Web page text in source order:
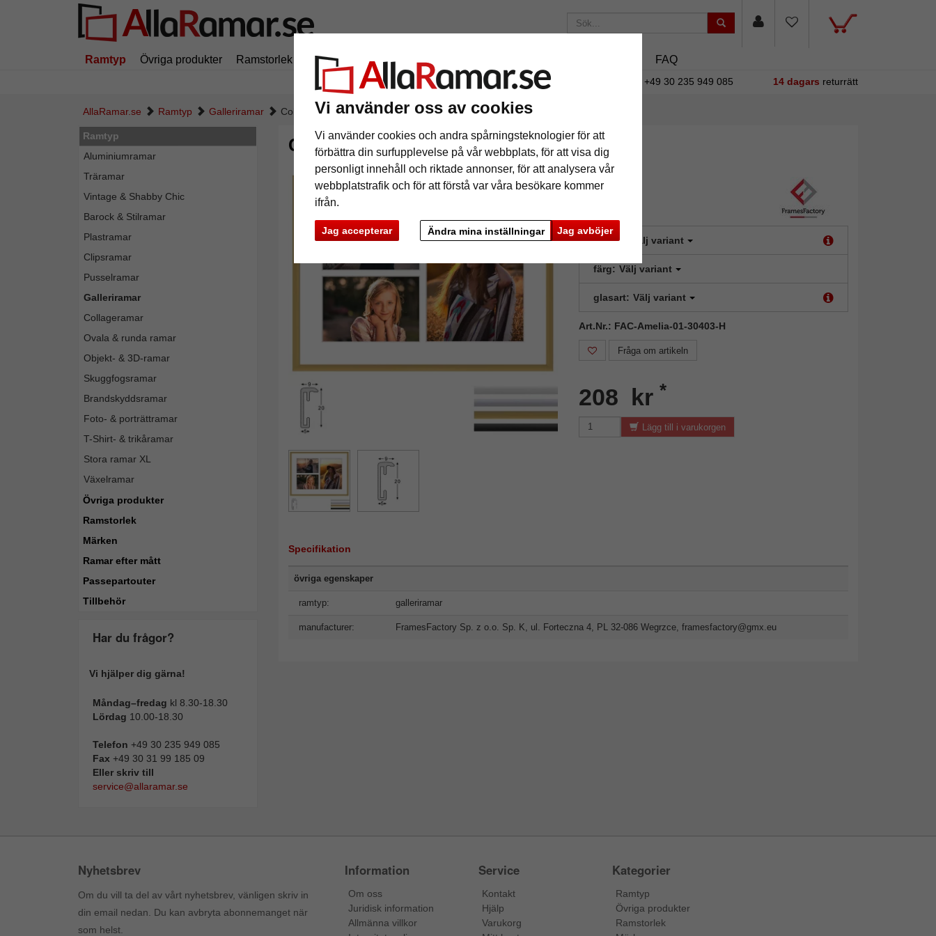
Vi använder oss av cookies
Vi använder cookies och andra spårningsteknologier för att
förbättra din surfupplevelse på vår webbplats, för att visa dig
personligt innehåll och riktade annonser, för att analysera vår
webbplatstrafik och för att förstå var våra besökare kommer
ifrån.
Jag accepterar Jag avböjer
Ändra mina inställningar
Ramtyp Övriga produkter Ramstorlek Märken Ramar efter mått FAQ
195 kri leveranskostnad. Oavsett hur mycket du beställer. +49 30 235 949 085 14 dagars returrätt
AllaRamar.se Ramtyp Galleriramar Collageram av aluminium Amelia
Ramtyp
Aluminiumramar
Träramar
Vintage & Shabby Chic
Barock & Stilramar
Plastramar
Clipsramar
Pusselramar
Galleriramar
Collageramar
Ovala & runda ramar
Objekt- & 3D-ramar
Skuggfogsramar
Brandskyddsramar
Foto- & porträttramar
T-Shirt- & trikåramar
Stora ramar XL
Växelramar
Övriga produkter
Ramstorlek
Märken
Ramar efter mått
Passepartouter
Tillbehör
Har du frågor?
Vi hjälper dig gärna!
Måndag–fredag kl 8.30-18.30
Lördag 10.00-18.30
Telefon +49 30 235 949 085
Fax +49 30 31 99 185 09
Eller skriv till
service@allaramar.se
Collageram av aluminium Amelia
format: Välj variant
färg: Välj variant
glasart: Välj variant
Art.Nr.: FAC-Amelia-01-30403-H
Fråga om artikeln
208 kr *
Lägg till i varukorgen
Specifikation
övriga egenskaper
ramtyp: galleriramar
manufacturer: FramesFactory Sp. z o.o. Sp. K, ul. Forteczna 4, PL 32-086 Wegrzce, framesfactory@gmx.eu
Nyhetsbrev
Om du vill ta del av vårt nyhetsbrev, vänligen skriv in
din email nedan. Du kan avbryta abonnemanget när
som helst.
Information
Om oss
Juridisk information
Allmänna villkor
Service
Kontakt
Hjälp
Varukorg
Kategorier
Ramtyp
Övriga produkter
Ramstorlek